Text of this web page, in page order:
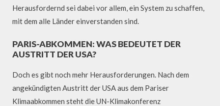
Herausfordernd sei dabei vor allem, ein System zu schaffen,
mit dem alle Länder einverstanden sind.
PARIS-ABKOMMEN: WAS BEDEUTET DER
AUSTRITT DER USA?
Doch es gibt noch mehr Herausforderungen. Nach dem
angekündigten Austritt der USA aus dem Pariser
Klimaabkommen steht die UN-Klimakonferenz